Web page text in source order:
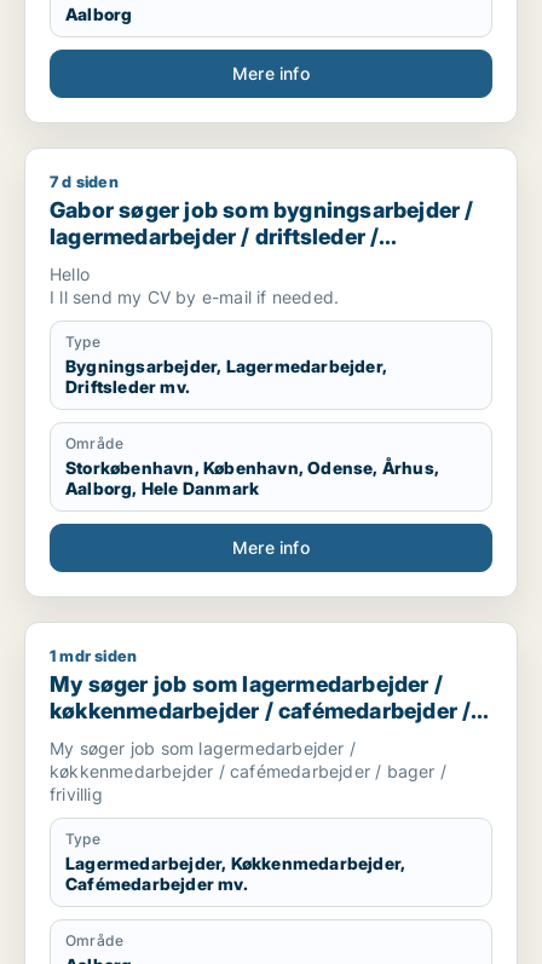
Aalborg
Mere info
Gabor søger job som bygningsarbejder /
7 d siden
Gabor søger job som bygningsarbejder /
lagermedarbejder / driftsleder /
ungarbejder / ufaglært
Hello
I ll send my CV by e-mail if needed.
Type
Bygningsarbejder, Lagermedarbejder,
Driftsleder mv.
Område
Storkøbenhavn, København, Odense, Århus,
Aalborg, Hele Danmark
Mere info
My søger job som lagermedarbejder / køkkenmedarbejder
1 mdr siden
My søger job som lagermedarbejder /
køkkenmedarbejder / cafémedarbejder /
bager / frivillig
My søger job som lagermedarbejder /
køkkenmedarbejder / cafémedarbejder / bager /
frivillig
Type
Lagermedarbejder, Køkkenmedarbejder,
Cafémedarbejder mv.
Område